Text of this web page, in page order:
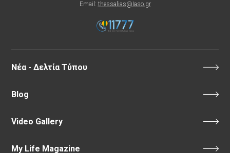
Email: thessalias@Iaso.gr
Νέα - Δελτία Τύπου
Blog
Video Gallery
My Life Magazine